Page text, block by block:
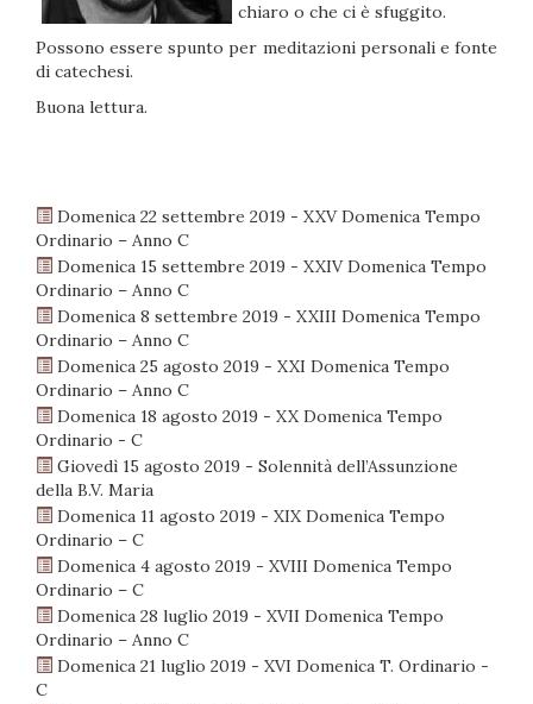
chiaro o che ci è sfuggito.
Possono essere spunto per meditazioni personali e fonte
di catechesi.
Buona lettura.
Domenica 22 settembre 2019 - XXV Domenica Tempo
Ordinario – Anno C
Domenica 15 settembre 2019 - XXIV Domenica Tempo
Ordinario – Anno C
Domenica 8 settembre 2019 - XXIII Domenica Tempo
Ordinario – Anno C
Domenica 25 agosto 2019 - XXI Domenica Tempo
Ordinario – Anno C
Domenica 18 agosto 2019 - XX Domenica Tempo
Ordinario - C
Giovedì 15 agosto 2019 - Solennità dell’Assunzione
della B.V. Maria
Domenica 11 agosto 2019 - XIX Domenica Tempo
Ordinario – C
Domenica 4 agosto 2019 - XVIII Domenica Tempo
Ordinario – C
Domenica 28 luglio 2019 - XVII Domenica Tempo
Ordinario – Anno C
Domenica 21 luglio 2019 - XVI Domenica T. Ordinario -
C